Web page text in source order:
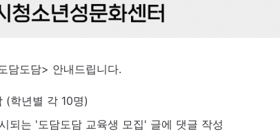
담도담> 안내드립니다.
학년별 각 10명)
는 '도담도담 교육생 모집' 글에 댓글 작성